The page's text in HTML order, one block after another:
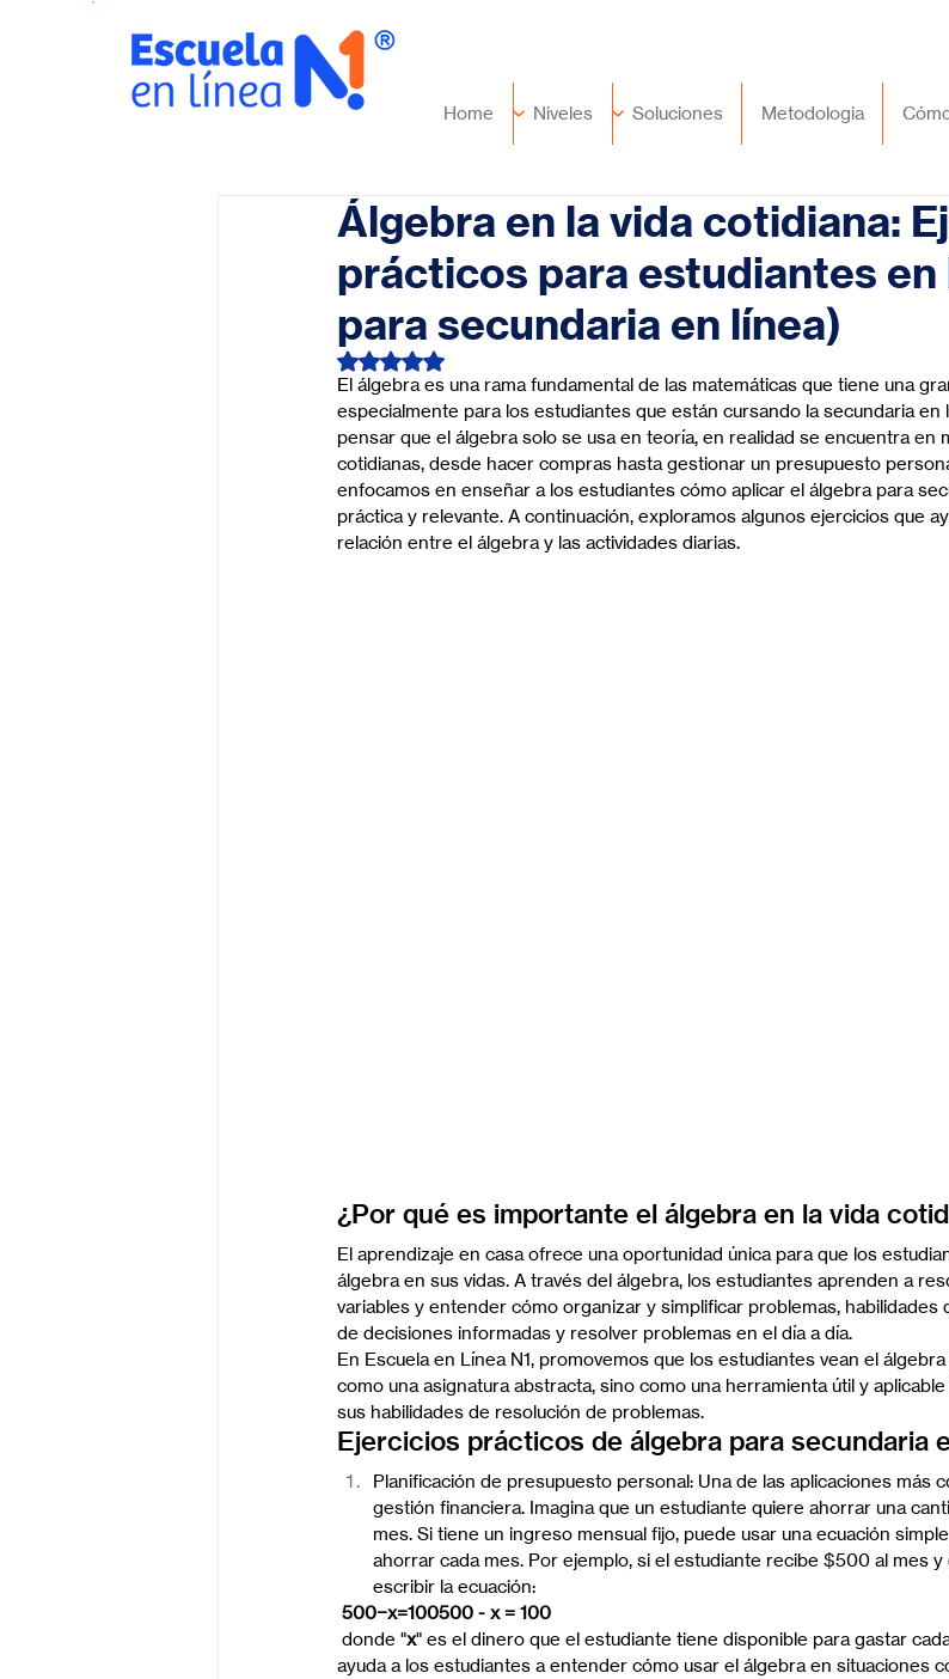
Home Niveles Soluciones Metodologia
Álgebra en la vida cotidiana:
prácticos para estudiantes en
para secundaria en línea)
Obtuvo NaN de 5 estrellas.
El álgebra es una rama fundamental de las matemáticas que tiene una
especialmente para los estudiantes que están cursando la secundaria en
pensar que el álgebra solo se usa en teoría, en realidad se encuentra en
cotidianas, desde hacer compras hasta gestionar un presupuesto
enfocamos en enseñar a los estudiantes cómo aplicar el álgebra para
práctica y relevante. A continuación, exploramos algunos ejercicios que
relación entre el álgebra y las actividades diarias.
¿Por qué es importante el álgebra en la vida
El aprendizaje en casa ofrece una oportunidad única para que los
álgebra en sus vidas. A través del álgebra, los estudiantes aprenden a
variables y entender cómo organizar y simplificar problemas, habilidades
de decisiones informadas y resolver problemas en el día a día.
En Escuela en Línea N1, promovemos que los estudiantes vean el
como una asignatura abstracta, sino como una herramienta útil y
sus habilidades de resolución de problemas.
Ejercicios prácticos de álgebra para secundaria
Planificación de presupuesto personal: Una de las aplicaciones más
gestión financiera. Imagina que un estudiante quiere ahorrar una
mes. Si tiene un ingreso mensual fijo, puede usar una ecuación
ahorrar cada mes. Por ejemplo, si el estudiante recibe $500 al mes
escribir la ecuación:
500−x=100500 - x = 100
donde "x" es el dinero que el estudiante tiene disponible para gastar
ayuda a los estudiantes a entender cómo usar el álgebra en situaciones